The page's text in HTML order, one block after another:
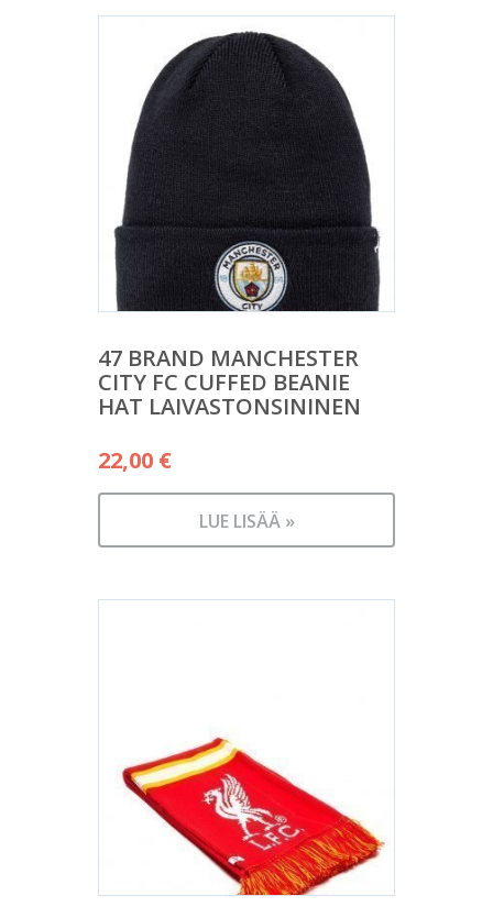
47 BRAND MANCHESTER
CITY FC CUFFED BEANIE
HAT LAIVASTONSININEN
22,00 €
LUE LISÄÄ »